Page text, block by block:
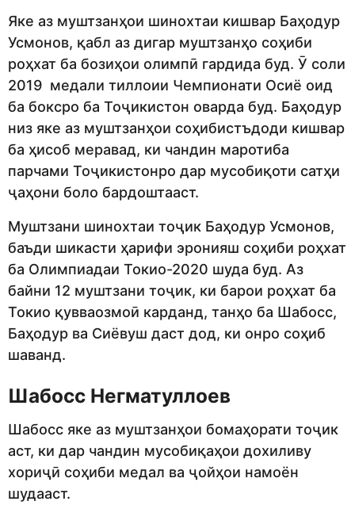
Яке аз муштзанҳои шинохтаи кишвар Баҳодур
Усмонов, қабл аз дигар муштзанҳо соҳиби
роҳхат ба бозиҳои олимпӣ гардида буд. Ӯ соли
2019 медали тиллоии Чемпионати Осиё оид
ба боксро ба Тоҷикистон оварда буд. Баҳодур
низ яке аз муштзанҳои соҳибистъдоди кишвар
ба ҳисоб меравад, ки чандин маротиба
парчами Тоҷикистонро дар мусобиқоти сатҳи
ҷаҳони боло бардоштааст.
Муштзани шинохтаи тоҷик Баҳодур Усмонов,
баъди шикасти ҳарифи эронияш соҳиби роҳхат
ба Олимпиадаи Токио-2020 шуда буд. Аз
байни 12 муштзани тоҷик, ки барои роҳхат ба
Токио қувваозмоӣ карданд, танҳо ба Шабосс,
Баҳодур ва Сиёвуш даст дод, ки онро соҳиб
шаванд.
Шабосс Негматуллоев
Шабосс яке аз муштзанҳои бомаҳорати тоҷик
аст, ки дар чандин мусобиқаҳои дохиливу
хориҷӣ соҳиби медал ва ҷойҳои намоён
шудааст.